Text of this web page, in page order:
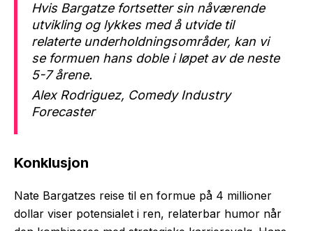
Hvis Bargatze fortsetter sin nåværende
utvikling og lykkes med å utvide til
relaterte underholdningsområder, kan vi
se formuen hans doble i løpet av de neste
5-7 årene.
Alex Rodriguez, Comedy Industry
Forecaster
Konklusjon
Nate Bargatzes reise til en formue på 4 millioner
dollar viser potensialet i ren, relaterbar humor når